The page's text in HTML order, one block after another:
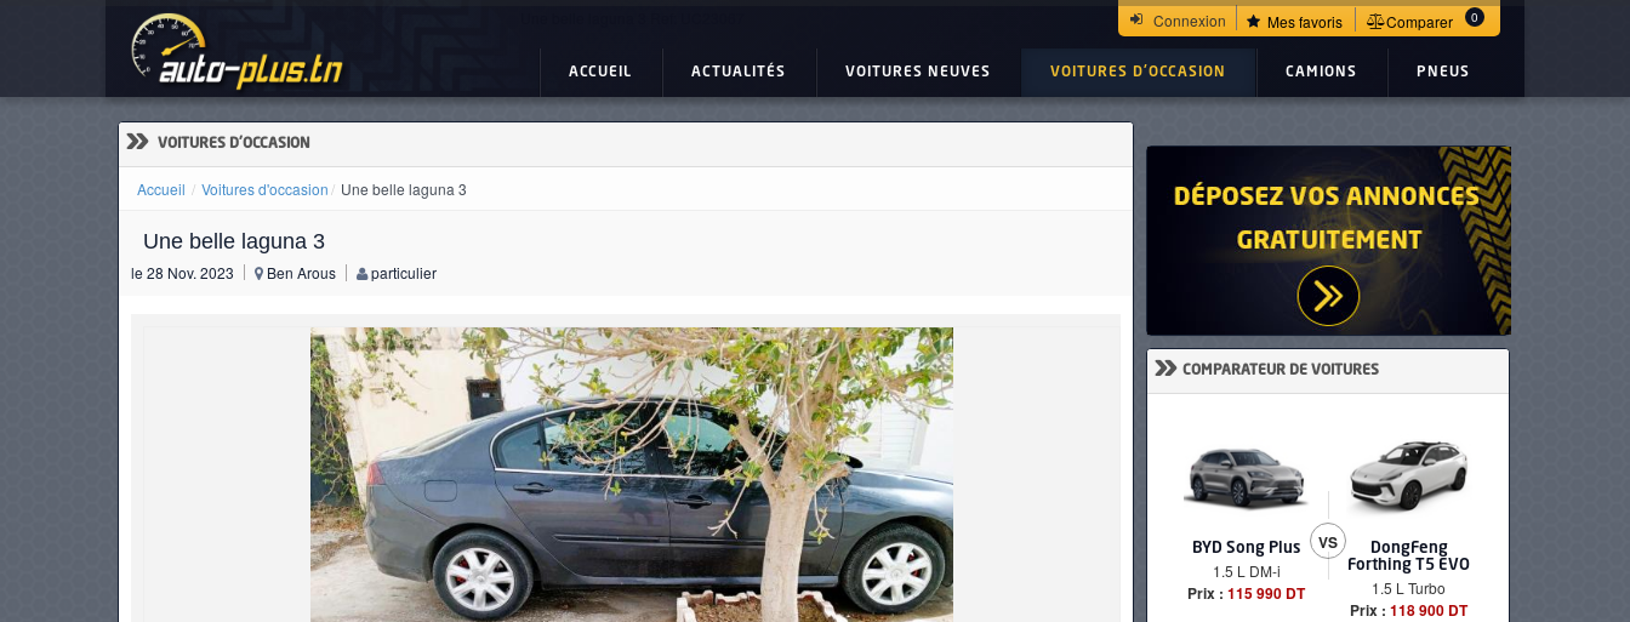
Connexion Mes favoris Comparer 0
ACCUEIL ACTUALITÉS VOITURES NEUVES VOITURES D'OCCASION CAMIONS PNEUS
» VOITURES D'OCCASION
Accueil Voitures d'occasion Une belle laguna 3
Une belle laguna 3
le 28 Nov. 2023 Ben Arous particulier
» COMPARATEUR DE VOITURES
BYD Song Plus
1.5 L DM-i
Prix : 115 990 DT
VS
DongFeng
Forthing T5 EVO
1.5 L Turbo
Prix : 118 900 DT
ACTUALITÉS